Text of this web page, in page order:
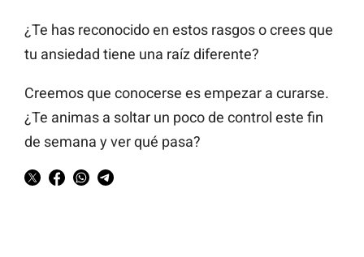
¿Te has reconocido en estos rasgos o crees que
tu ansiedad tiene una raíz diferente?
Creemos que conocerse es empezar a curarse.
¿Te animas a soltar un poco de control este fin
de semana y ver qué pasa?